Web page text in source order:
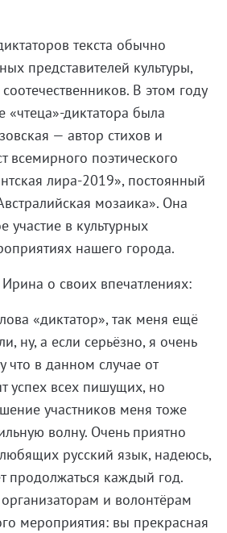
текста обычно
представителей культуры,
В этом году
«чтеца»-диктатора была
— автор стихов и
всемирного поэтического
лира-2019», постоянный
мозаика». Она
участие в культурных
нашего города.
Ирина о своих впечатлениях:
«диктатор», так меня ещё
ну, а если серьёзно, я очень
что в данном случае от
успех всех пишущих, но
участников меня тоже
волну. Очень приятно
русский язык, надеюсь,
продолжаться каждый год.
и волонтёрам
мероприятия: вы прекрасная